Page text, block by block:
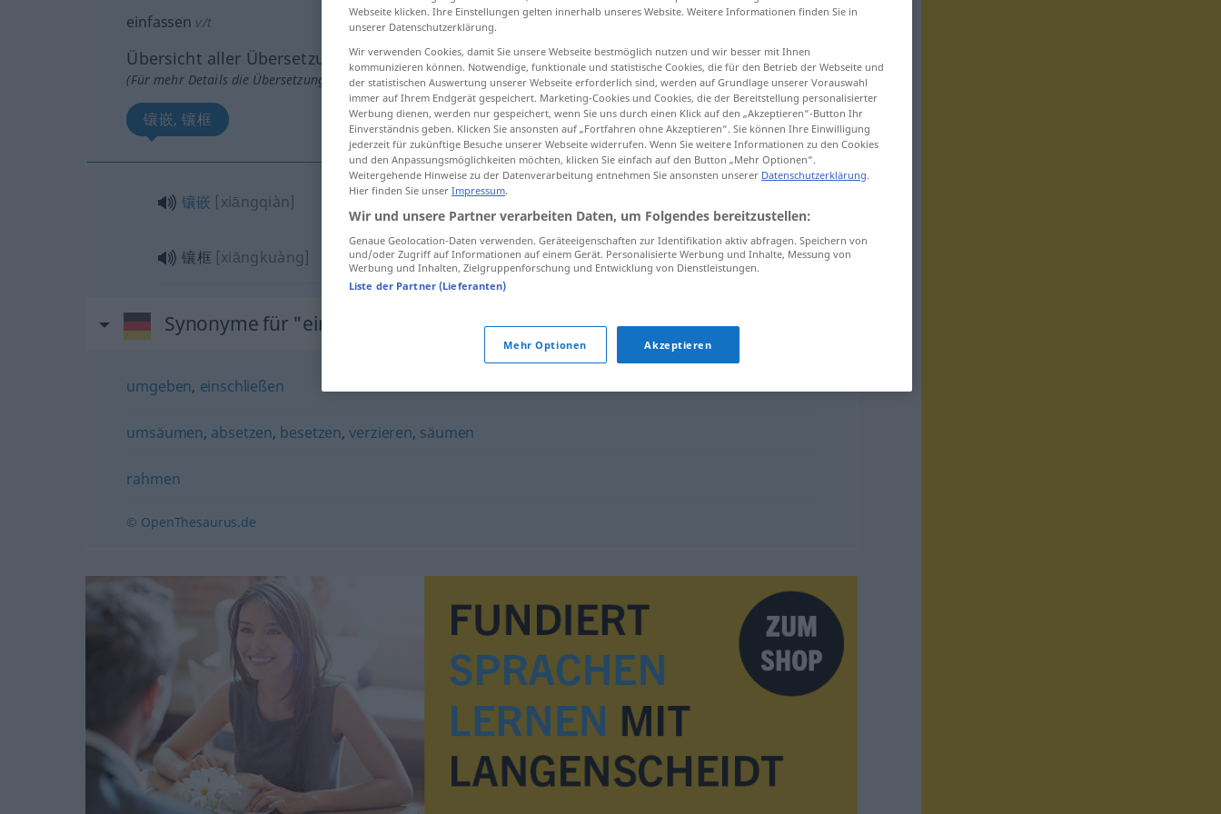
einfassen v/t
Übersicht aller Übersetzungen
(Für mehr Details die Übersetzung anklicken/antippen)
镶嵌, 镶框
镶嵌 [xiāngqiàn]
镶框 [xiāngkuàng] einfassenBrillengläser
Synonyme für "einfassen"
umgeben, einschließen
umsäumen, absetzen, besetzen,verzieren, säumen
rahmen
© OpenThesaurus.de
Webseite klicken. Ihre Einstellungen gelten innerhalb unseres Website. Weitere Informationen finden Sie in
unserer Datenschutzerklärung.
Wir verwenden Cookies, damit Sie unsere Webseite bestmöglich nutzen und wir besser mit Ihnen
kommunizieren können. Notwendige, funktionale und statistische Cookies, die für den Betrieb der Webseite und
der statistischen Auswertung unserer Webseite erforderlich sind, werden auf Grundlage unserer Vorauswahl
immer auf Ihrem Endgerät gespeichert. Marketing-Cookies und Cookies, die der Bereitstellung personalisierter
Werbung dienen, werden nur gespeichert, wenn Sie uns durch einen Klick auf den „Akzeptieren“-Button Ihr
Einverständnis geben. Klicken Sie ansonsten auf „Fortfahren ohne Akzeptieren“. Sie können Ihre Einwilligung
jederzeit für zukünftige Besuche unserer Webseite widerrufen. Wenn Sie weitere Informationen zu den Cookies
und den Anpassungsmöglichkeiten möchten, klicken Sie einfach auf den Button „Mehr Optionen“.
Weitergehende Hinweise zu der Datenverarbeitung entnehmen Sie ansonsten unserer Datenschutzerklärung.
Hier finden Sie unser Impressum.
Wir und unsere Partner verarbeiten Daten, um Folgendes bereitzustellen:
Genaue Geolocation-Daten verwenden. Geräteeigenschaften zur Identifikation aktiv abfragen. Speichern von
und/oder Zugriff auf Informationen auf einem Gerät. Personalisierte Werbung und Inhalte, Messung von
Werbung und Inhalten, Zielgruppenforschung und Entwicklung von Dienstleistungen.
Liste der Partner (Lieferanten)
Mehr Optionen Akzeptieren